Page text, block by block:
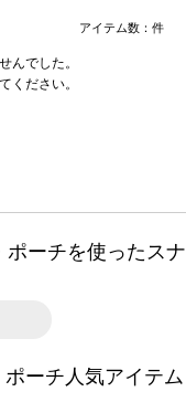
アイテム数： 件
んでした。
ください。
ーチを使ったスナ
ーチ人気アイテム